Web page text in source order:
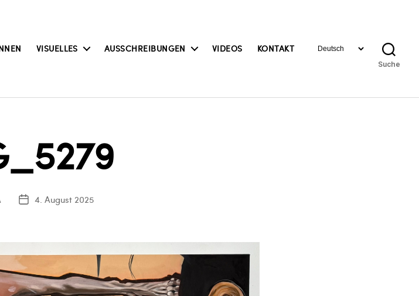
VISUELLES AUSSCHREIBUNGEN VIDEOS KONTAKTSprache
Suche
Veröffentlichungsdatum
4. August 2025